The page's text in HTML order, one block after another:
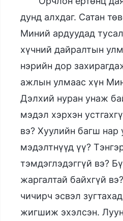
дунд алхдаг. Сатан
Миний ардуудад
хүчний дайралтын
нэрийн дор
ажлын улмаас хүн
Дэлхий нуран унаж
мэдэл хэрхэн
вэ? Хуулийн багш нар
мэдэлтнүүд үү?
тэмдэглэдэггүй вэ?
жаргалтай байхгүй
чичирч эсвэл
жигшиж эхэлсэн.